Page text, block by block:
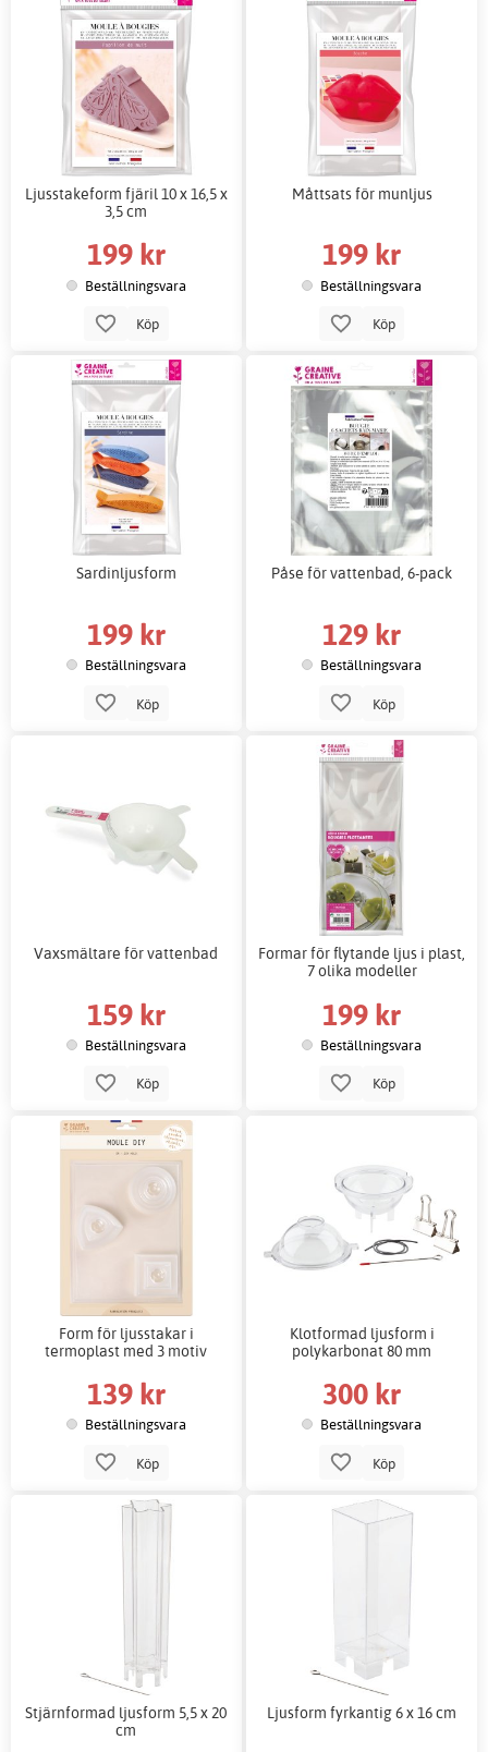
Ljusstakeform fjäril 10 x 16,5 x
3,5 cm
199 kr
Beställningsvara
Köp
Måttsats för munljus
199 kr
Beställningsvara
Köp
Sardinljusform
199 kr
Beställningsvara
Köp
Påse för vattenbad, 6-pack
129 kr
Beställningsvara
Köp
Vaxsmältare för vattenbad
159 kr
Beställningsvara
Köp
Formar för flytande ljus i plast,
7 olika modeller
199 kr
Beställningsvara
Köp
Form för ljusstakar i
termoplast med 3 motiv
139 kr
Beställningsvara
Köp
Klotformad ljusform i
polykarbonat 80 mm
300 kr
Beställningsvara
Köp
Stjärnformad ljusform 5,5 x 20
cm
Ljusform fyrkantig 6 x 16 cm